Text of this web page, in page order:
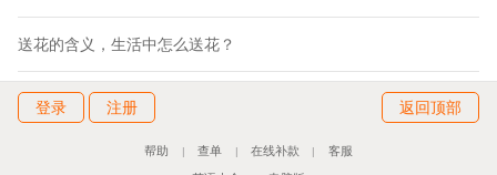
送花的含义，生活中怎么送花？
返回顶部
登录 注册
帮助 | 查单 | 在线补款 | 客服